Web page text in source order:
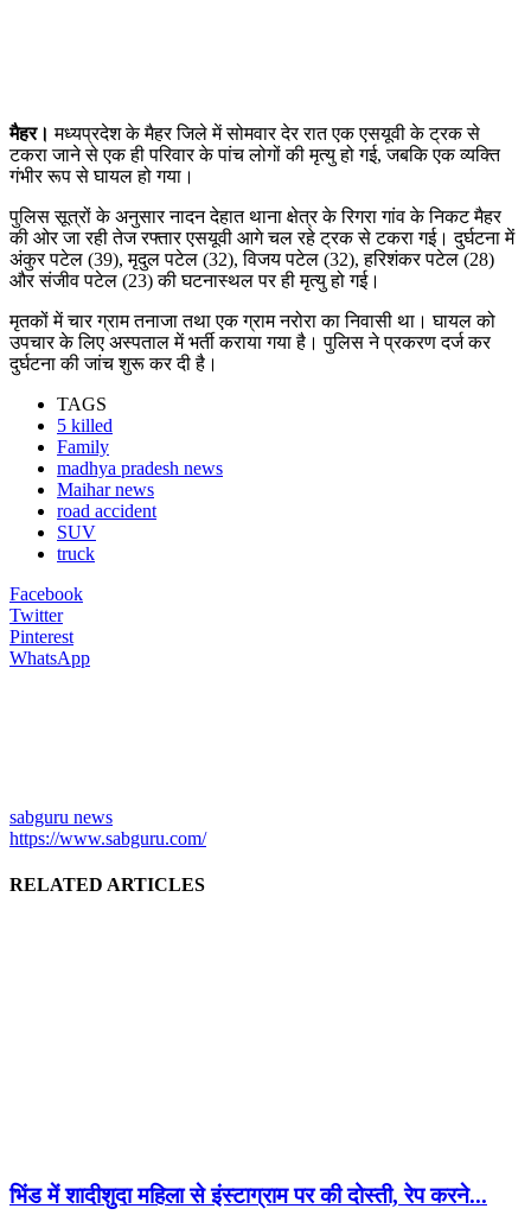
मैहर। मध्यप्रदेश के मैहर जिले में सोमवार देर रात एक एसयूवी के ट्रक से
टकरा जाने से एक ही परिवार के पांच लोगों की मृत्यु हो गई, जबकि एक व्यक्ति
गंभीर रूप से घायल हो गया।
पुलिस सूत्रों के अनुसार नादन देहात थाना क्षेत्र के रिगरा गांव के निकट मैहर
की ओर जा रही तेज रफ्तार एसयूवी आगे चल रहे ट्रक से टकरा गई। दुर्घटना में
अंकुर पटेल (39), मृदुल पटेल (32), विजय पटेल (32), हरिशंकर पटेल (28)
और संजीव पटेल (23) की घटनास्थल पर ही मृत्यु हो गई।
मृतकों में चार ग्राम तनाजा तथा एक ग्राम नरोरा का निवासी था। घायल को
उपचार के लिए अस्पताल में भर्ती कराया गया है। पुलिस ने प्रकरण दर्ज कर
दुर्घटना की जांच शुरू कर दी है।
TAGS
5 killed
Family
madhya pradesh news
Maihar news
road accident
SUV
truck
Facebook
Twitter
Pinterest
WhatsApp
sabguru news
https://www.sabguru.com/
RELATED ARTICLES
भिंड में शादीशुदा महिला से इंस्टाग्राम पर की दोस्ती, रेप करने...